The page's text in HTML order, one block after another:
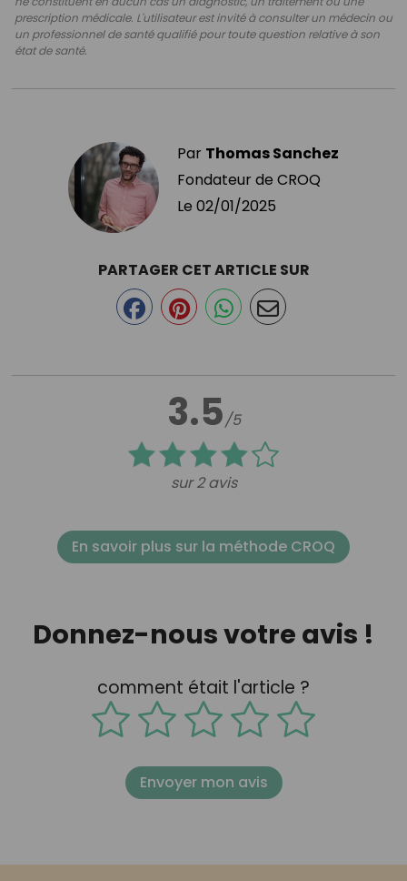
prescription médicale. L'utilisateur est invité à consulter un médecin ou
un professionnel de santé qualifié pour toute question relative à son
état de santé.
Par Thomas Sanchez
Fondateur de CROQ
Le 02/01/2025
3.5/5
sur 2 avis
PARTAGER CET ARTICLE SUR
En savoir plus sur la méthode CROQ
Donnez-nous votre avis !
comment était l'article ?
Envoyer mon avis